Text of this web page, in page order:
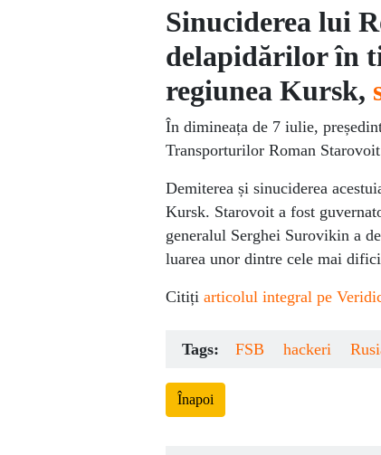
Sinuciderea lui
delapidărilor în
regiunea Kursk,
În dimineața de 7 iulie,
Transporturilor Roman
Demiterea și sinuciderea
Kursk. Starovoit a fost
generalul Serghei Surovikin a
luarea unor dintre cele mai
Citiți articolul integral pe
Tags: FSB hackeri
Înapoi